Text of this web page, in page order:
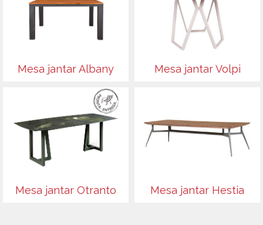
Mesa jantar Albany Mesa jantar Volpi
Mesa jantar Otranto Mesa jantar Hestia